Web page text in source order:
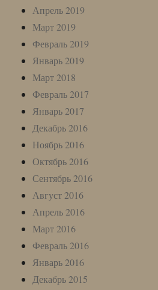
Апрель 2019
Март 2019
Февраль 2019
Январь 2019
Март 2018
Февраль 2017
Январь 2017
Декабрь 2016
Ноябрь 2016
Октябрь 2016
Сентябрь 2016
Август 2016
Апрель 2016
Март 2016
Февраль 2016
Январь 2016
Декабрь 2015